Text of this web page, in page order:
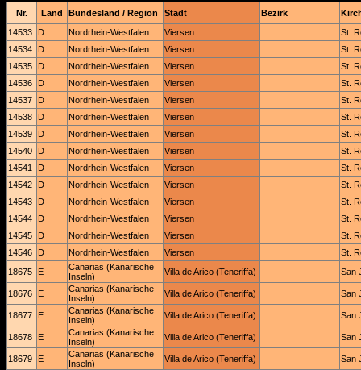
Nr. Land Bundesland / Region Stadt Bezirk
14533 D Nordrhein-Westfalen Viersen
St.
14534 D Nordrhein-Westfalen Viersen
St.
14535 D Nordrhein-Westfalen Viersen
St.
14536 D Nordrhein-Westfalen Viersen
St.
14537 D Nordrhein-Westfalen Viersen
St.
14538 D Nordrhein-Westfalen Viersen
St.
14539 D Nordrhein-Westfalen Viersen
St.
14540 D Nordrhein-Westfalen Viersen
St.
14541
D Nordrhein-Westfalen Viersen
St.
14542 D Nordrhein-Westfalen Viersen
St.
14543 D Nordrhein-Westfalen Viersen
St.
14544 D Nordrhein-Westfalen Viersen
St.
14545 D Nordrhein-Westfalen Viersen
St.
14546 D Nordrhein-Westfalen Viersen
St.
18675 E
Canarias (Kanarische
Inseln)
Villa de Arico (Teneriffa) San
18676 E
Canarias (Kanarische
Inseln)
Villa de Arico (Teneriffa) San
18677 E
Canarias (Kanarische
Inseln)
Villa de Arico (Teneriffa) San
18678 E
Canarias (Kanarische
Inseln)
Villa de Arico (Teneriffa) San
18679 E
Canarias (Kanarische
Inseln)
Villa de Arico (Teneriffa) San